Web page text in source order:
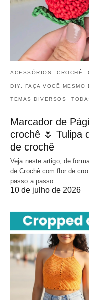
ACESSÓRIOS CROCHÊ
DIY, FAÇA VOCÊ MESMO
TEMAS DIVERSOS
Marcador de
crochê 🌷 Tulipa
de crochê
Veja neste artigo, de
de Crochê com flor de
passo a passo…
10 de julho de 2026